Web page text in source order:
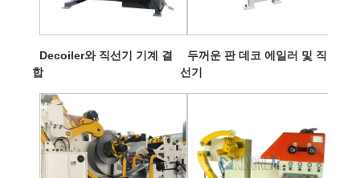
Decoiler와 직선기 기계 결
합
두꺼운 판 데코 에일러 및 직
선기